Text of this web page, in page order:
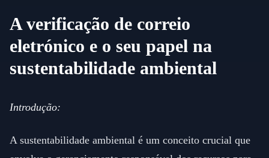
A verificação de correio
eletrónico e o seu papel na
sustentabilidade ambiental
Introdução:
A sustentabilidade ambiental é um conceito crucial que